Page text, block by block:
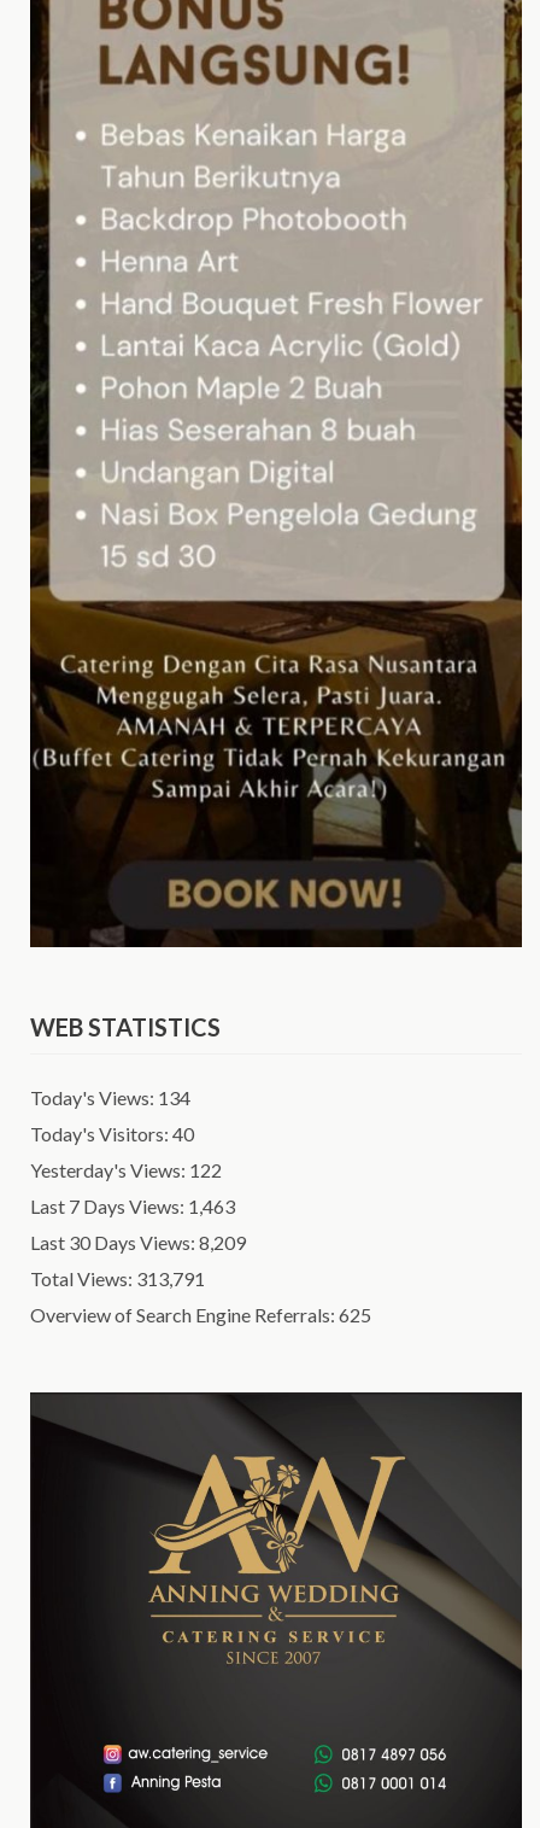
WEB STATISTICS
Today's Views: 134
Today's Visitors: 40
Yesterday's Views: 122
Last 7 Days Views: 1,463
Last 30 Days Views: 8,209
Total Views: 313,791
Overview of Search Engine Referrals: 625